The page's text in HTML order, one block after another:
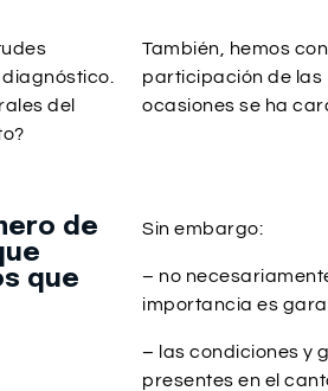
del
También, hemos
participación de las
ocasiones se ha
Sin embargo:
– no
importancia es
– las condiciones y
presentes en el
de
que